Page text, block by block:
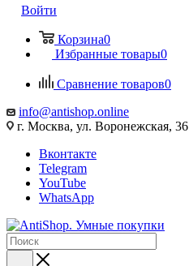
Войти
Корзина0
Избранные товары0
Сравнение товаров0
info@antishop.online
г. Москва, ул. Воронежская, 36
Вконтакте
Telegram
YouTube
WhatsApp